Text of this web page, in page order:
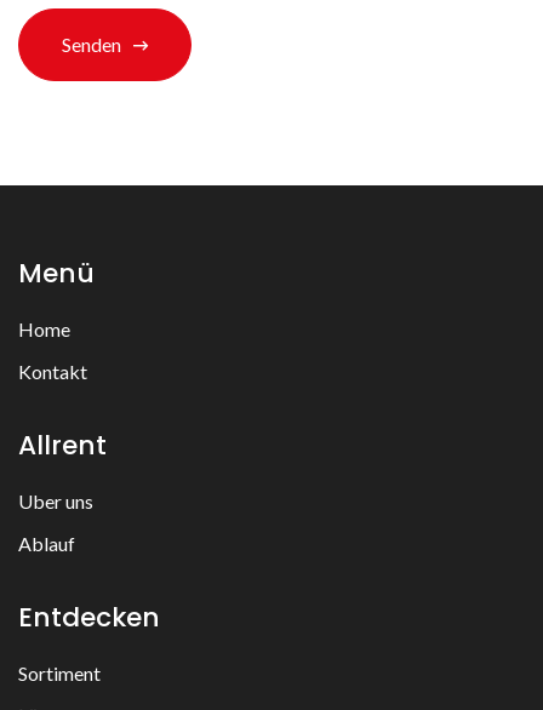
Senden
Menü
Home
Kontakt
Allrent
Uber uns
Ablauf
Entdecken
Sortiment